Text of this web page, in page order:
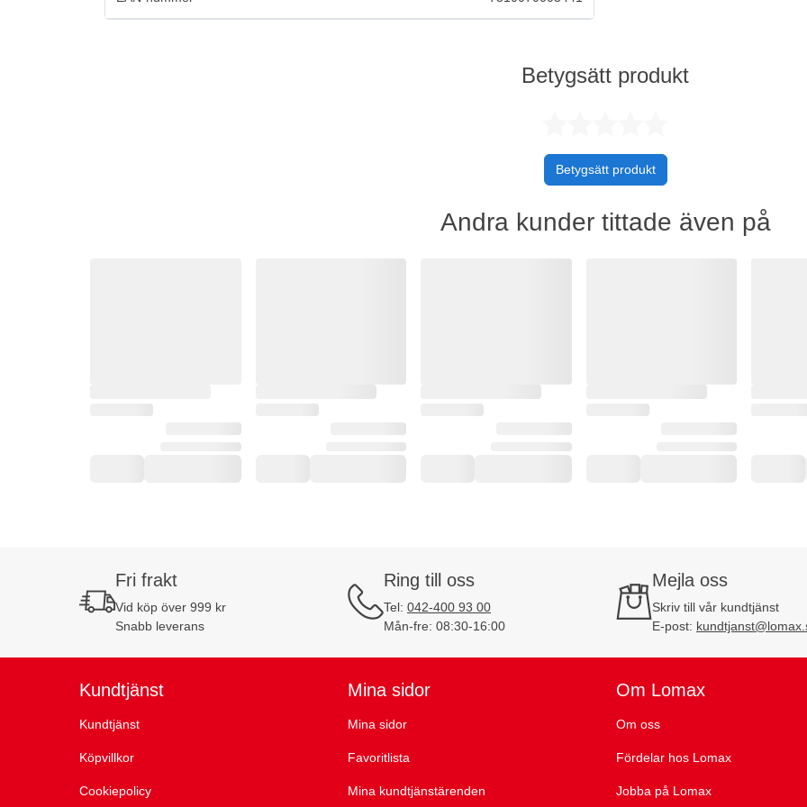
Betygsätt produkt
Betygsätt produkt
Andra kunder tittade även på
Fri frakt
Vid köp över 999 kr
Snabb leverans
Ring till oss
Tel: 042-400 93 00
Mån-fre: 08:30-16:00
Mejla oss
Skriv till vår kundtjänst
E-post:
Kundtjänst
Kundtjänst
Köpvillkor
Cookiepolicy
Mina sidor
Mina sidor
Favoritlista
Mina kundtjänstärenden
Om Lomax
Om oss
Fördelar hos Lomax
Jobba på Lomax